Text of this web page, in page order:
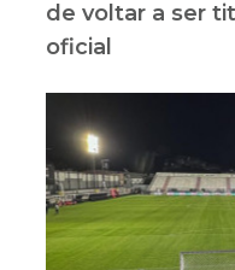
de voltar a ser
oficial